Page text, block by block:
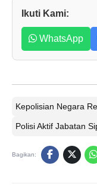
Ikuti Kami:
WhatsApp
Kepolisian Negara
Polisi Aktif Jabatan
Bagikan: